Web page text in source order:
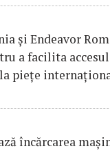
şi Endeavor
a facilita accesul
pieţe
încărcarea